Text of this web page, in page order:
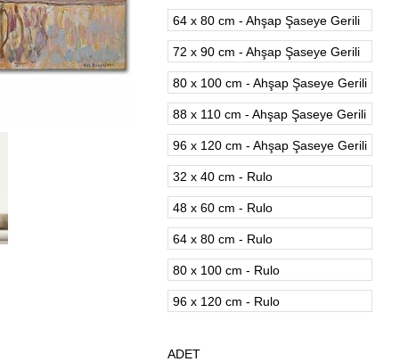
64 x 80 cm - Ahşap Şaseye Gerili
72 x 90 cm - Ahşap Şaseye Gerili
80 x 100 cm - Ahşap Şaseye Gerili
88 x 110 cm - Ahşap Şaseye Gerili
96 x 120 cm - Ahşap Şaseye Gerili
32 x 40 cm - Rulo
48 x 60 cm - Rulo
64 x 80 cm - Rulo
80 x 100 cm - Rulo
96 x 120 cm - Rulo
ADET